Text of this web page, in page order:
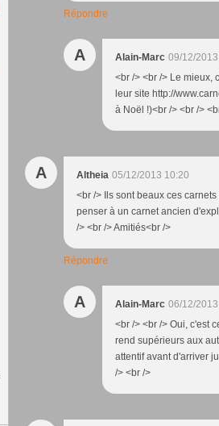
Répondre
A Alain-Marc 09/12/
<br /> <br /> Le mieux,
leur site http://
à Noël !)<br /> <br />
A Altheia 05/12/2013 10:20
<br /> Ils sont beaux ces
penser à un carnet ancien
/> <br /> Amitiés<br />
Répondre
A Alain-Marc 06/12/
<br /> <br /> Oui, c'est
rend supérieurs aux
attentif avant d'arriver
/> <br />